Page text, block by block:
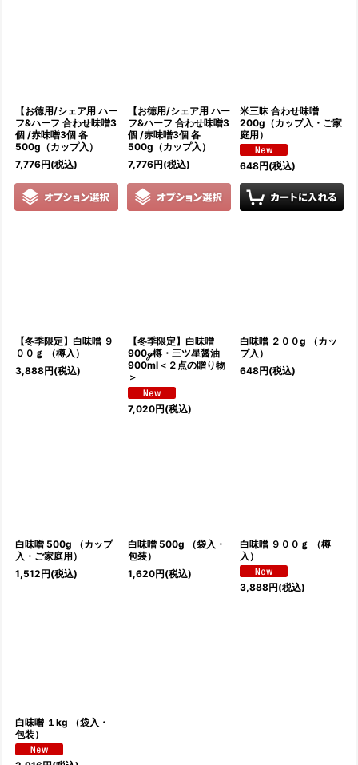
【お徳用/シェア用 ハー
フ&ハーフ 合わせ味噌3
個 /赤味噌3個 各
500g（カップ入）
7,776円(税込)
【お徳用/シェア用 ハー
フ&ハーフ 合わせ味噌3
個 /赤味噌3個 各
500g（カップ入）
7,776円(税込)
米三昧 合わせ味噌
200g（カップ入・ご家
庭用）
648円(税込)
【冬季限定】白味噌 ９
００ｇ （樽入）
3,888円(税込)
【冬季限定】白味噌
900ℊ樽・三ツ星醤油
900ml＜２点の贈り物
＞
7,020円(税込)
白味噌 ２００g （カッ
プ入）
648円(税込)
白味噌 500g （カップ
入・ご家庭用）
1,512円(税込)
白味噌 500g （袋入・
包装）
1,620円(税込)
白味噌 ９００ｇ （樽
入）
3,888円(税込)
白味噌 １kg （袋入・
包装）